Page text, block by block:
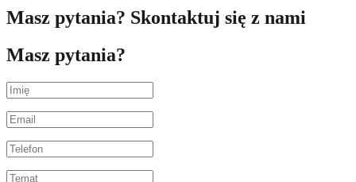
Masz pytania? Skontaktuj się z nami
Masz pytania?